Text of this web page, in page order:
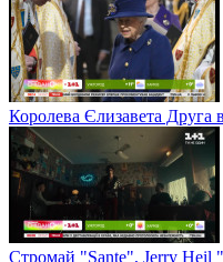
Королева Єлизавета Друга
Стромай "Sante", Jerry